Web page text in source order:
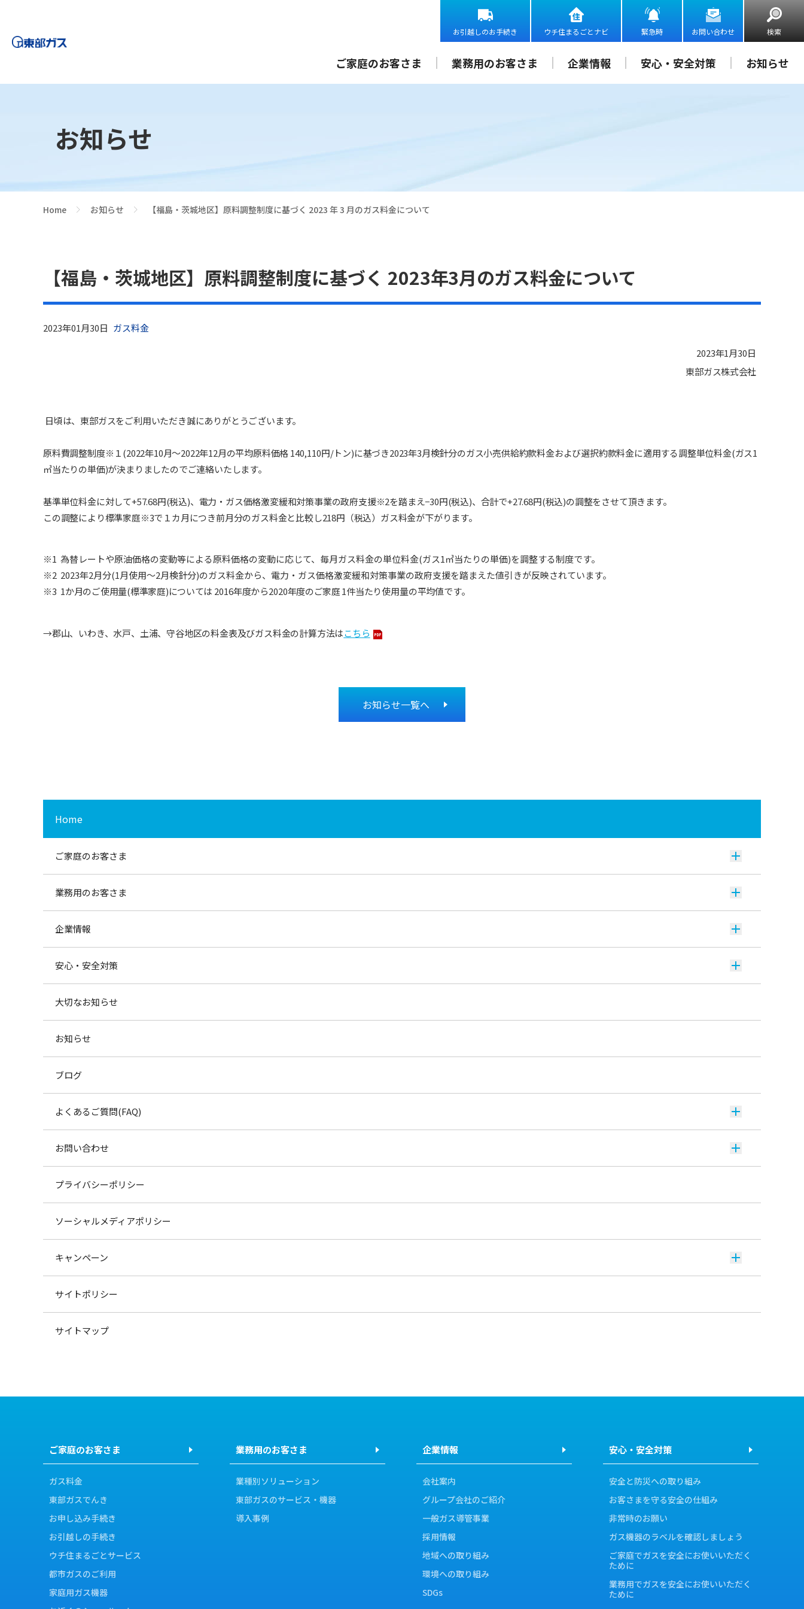
お引越しのお手続き ウチ住まるごとナビ 緊急時 お問い合わせ 検索
ご家庭のお客さま 業務用のお客さま 企業情報 安心・安全対策 お知らせ
お知らせ
Home お知らせ 【福島・茨城地区】原料調整制度に基づく 2023 年 3 月のガス料金について
【福島・茨城地区】原料調整制度に基づく 2023年3月のガス料金について
2023年01月30日 ガス料金
2023年1月30日
東部ガス株式会社
日頃は、東部ガスをご利用いただき誠にありがとうございます。
原料費調整制度※１(2022年10月～2022年12月の平均原料価格140,110円/トン)に基づき2023年3月検針分のガス小売供給約款料金および選択約款料金に適用する調整単位料金(ガス1
㎥当たりの単価)が決まりましたのでご連絡いたします。
基準単位料金に対して+57.68円(税込)、 電力・ガス価格激変緩和対策事業の政府支援※2を踏まえ−30円(税込)、合計で+27.68円(税込)の調整をさせて頂き ます。
この調整により標準家庭※3で１カ月につき前月分のガス料金と比較し218円（税込）ガス料金が下がります。
※1 為替レートや原油価格の変動等による原料価格の変動に応じて、毎月ガス料金の単位料金(ガス1㎥当たりの単価)を調整する制度です。
※2 2023年2月分(1月使用～2月検針分)のガス料金から、電力・ガス価格激変緩和対策事業の政府支援を踏まえた値引きが反映されています。
※3 1か月のご使用量(標準家庭)については 2016年度から2020年度のご家庭1件当たり使用量の平均値です。
→郡山、いわき、水戸、土浦、守谷地区の料金表及びガス料金の計算方法はこちら
お知らせ一覧へ
Home
ご家庭のお客さま
業務用のお客さま
企業情報
安心・安全対策
大切なお知らせ
お知らせ
ブログ
よくあるご質問(FAQ)
お問い合わせ
プライバシーポリシー
ソーシャルメディアポリシー
キャンペーン
サイトポリシー
サイトマップ
ご家庭のお客さま
ガス料金
東部ガスでんき
お申し込み手続き
お引越しの手続き
ウチ住まるごとサービス
都市ガスのご利用
家庭用ガス機器
業務用のお客さま
業種別ソリューション
東部ガスのサービス・機器
導入事例
企業情報
会社案内
グループ会社のご紹介
一般ガス導管事業
採用情報
地域への取り組み
環境への取り組み
SDGs
安心・安全対策
安全と防災への取り組み
お客さまを守る安全の仕組み
非常時のお願い
ガス機器のラベルを確認しましょう
ご家庭でガスを安全にお使いいただく
ために
業務用でガスを安全にお使いいただく
ために